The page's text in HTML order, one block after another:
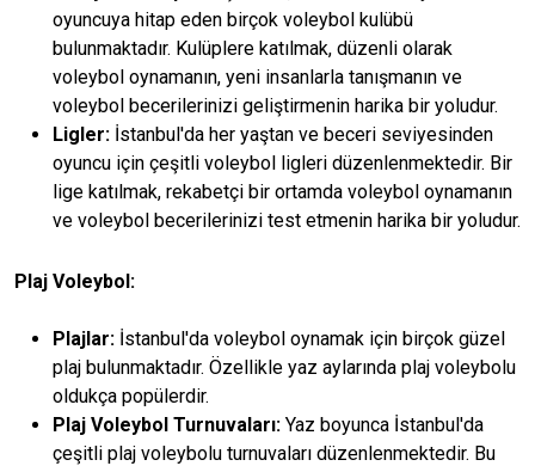
oyuncuya hitap eden birçok voleybol kulübü
bulunmaktadır. Kulüplere katılmak, düzenli olarak
voleybol oynamanın, yeni insanlarla tanışmanın ve
voleybol becerilerinizi geliştirmenin harika bir yoludur.
Ligler: İstanbul'da her yaştan ve beceri seviyesinden
oyuncu için çeşitli voleybol ligleri düzenlenmektedir. Bir
lige katılmak, rekabetçi bir ortamda voleybol oynamanın
ve voleybol becerilerinizi test etmenin harika bir yoludur.
Plaj Voleybol:
Plajlar: İstanbul'da voleybol oynamak için birçok güzel
plaj bulunmaktadır. Özellikle yaz aylarında plaj voleybolu
oldukça popülerdir.
Plaj Voleybol Turnuvaları: Yaz boyunca İstanbul'da
çeşitli plaj voleybolu turnuvaları düzenlenmektedir. Bu